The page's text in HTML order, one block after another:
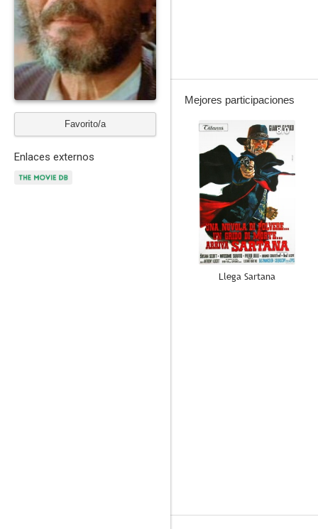
Favorito/a
Enlaces externos
Mejores participaciones
8.0
Llega Sartana